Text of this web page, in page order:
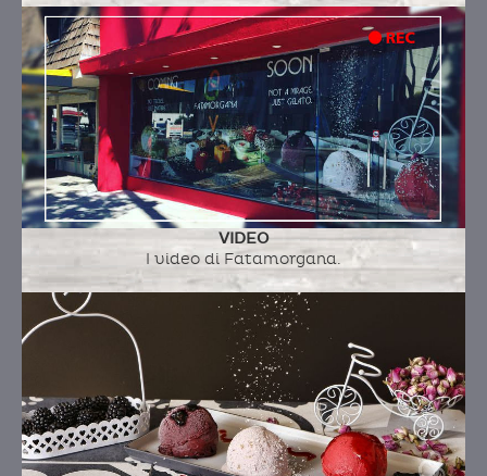
MERINGHE AL CIOCCOLATO
Ingredienti:albume uovo bio, zucchero,
zucchero a velo, cacao inpolvere 22/24
MERINGHE CON FRUTTA SECCA
Ingredienti:albume uovo bio, zucchero,
zucchero a velo, nocciole intere tostate
VIDEO
I video di Fatamorgana.